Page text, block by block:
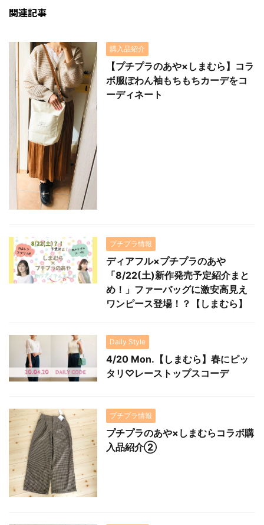
関連記事
購入品紹介
【プチプラのあや×しまむら】コラ
ボ服ぽわん袖もちもちカーデをコ
ーディネート
プチプラ情報
ディアフル×プチプラのあや
「8/22(土)新作発売予定紹介まと
め！」ファーバッグに激安高見え
ワンピース登場！？【しまむら】
Daily Style
4/20 Mon.【しまむら】春にピッ
タリ♡レーストップスコーデ
プチプラ情報
プチプラのあや×しまむらコラボ購
入品紹介②